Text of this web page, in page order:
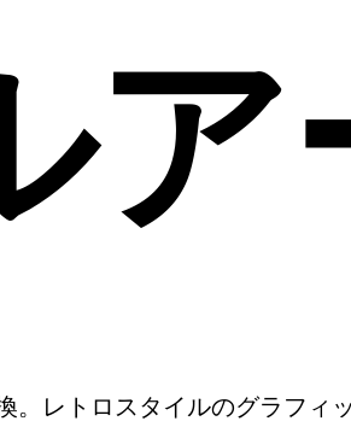
ア
レトロスタイルのグラフィ